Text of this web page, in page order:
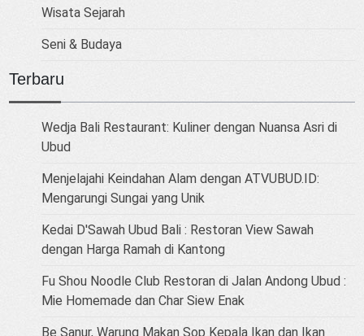
Wisata Sejarah
Seni & Budaya
Terbaru
Wedja Bali Restaurant: Kuliner dengan Nuansa Asri di
Ubud
Menjelajahi Keindahan Alam dengan ATVUBUD.ID:
Mengarungi Sungai yang Unik
Kedai D'Sawah Ubud Bali : Restoran View Sawah
dengan Harga Ramah di Kantong
Fu Shou Noodle Club Restoran di Jalan Andong Ubud :
Mie Homemade dan Char Siew Enak
Be Sanur, Warung Makan Sop Kepala Ikan dan Ikan